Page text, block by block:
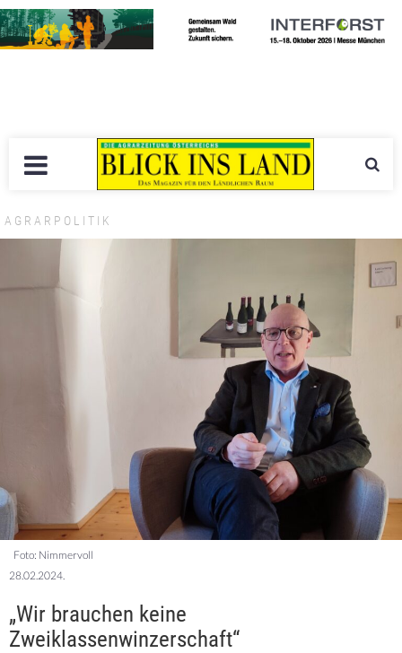
AGRARPOLITIK
Foto: Nimmervoll
28.02.2024.
„Wir brauchen keine
Zweiklassenwinzerschaft“